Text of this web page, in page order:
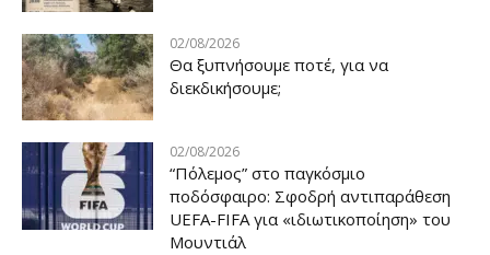
02/08/2026
Θα ξυπνήσουμε ποτέ, για να
διεκδικήσουμε;
02/08/2026
“Πόλεμος” στο παγκόσμιο
ποδόσφαιρο: Σφοδρή αντιπαράθεση
UEFA-FIFA για «ιδιωτικοποίηση» του
Μουντιάλ